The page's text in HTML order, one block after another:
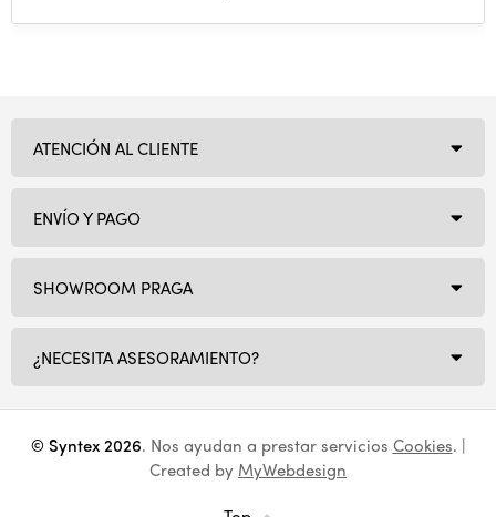
SHOWROOM PRAGA
¿NECESITA ASESORAMIENTO?
ATENCIÓN AL CLIENTE
ENVÍO Y PAGO
© Syntex 2026. Nos ayudan a prestar servicios Cookies. |
Created by MyWebdesign